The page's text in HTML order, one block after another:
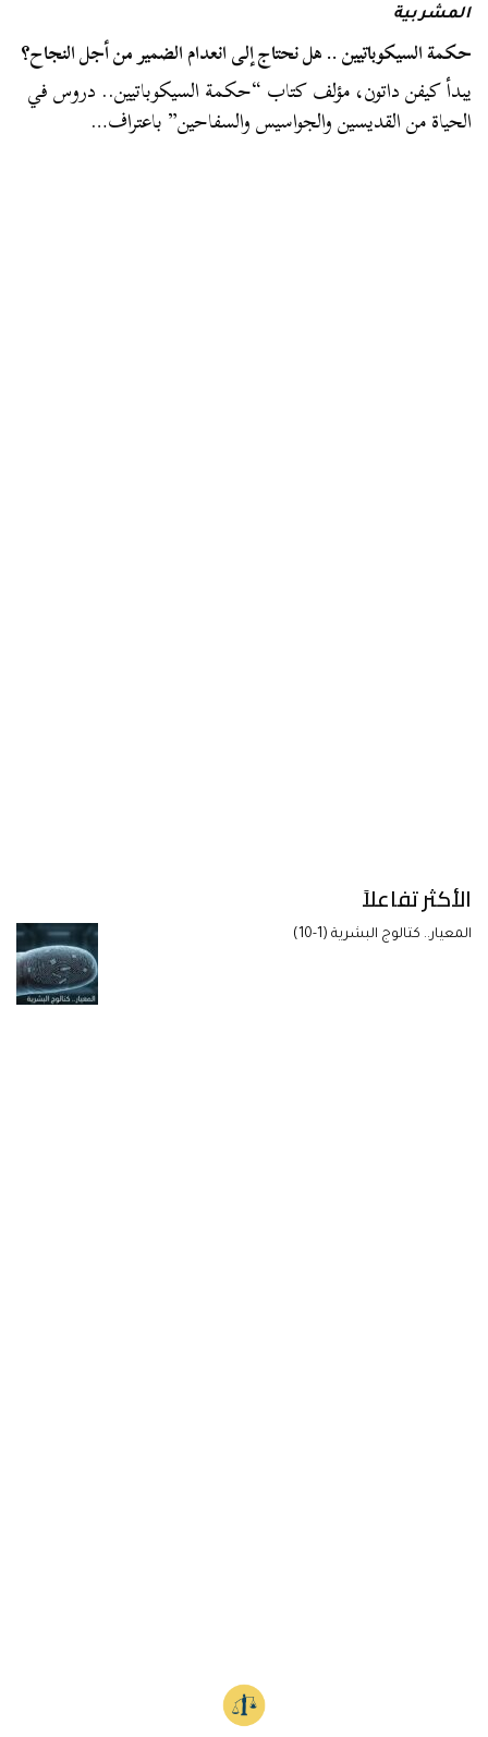
المشربية
حكمة السيكوباتيين .. هل نحتاج إلى انعدام الضمير من أجل النجاح؟
يبدأ كيفن داتون، مؤلف كتاب “حكمة السيكوباتيين.. دروس في
الحياة من القديسين والجواسيس والسفاحين” باعتراف…
الأكثر تفاعلاً
المعيار.. كتالوج البشرية (1-10)